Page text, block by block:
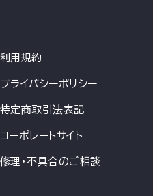
利用規約
プライバシーポリシー
特定商取引法表記
コーポレートサイト
修理・不具合のご相談